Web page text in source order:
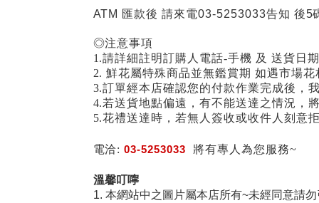
ATM 匯款後 請來電03-5253033告知 後5
◎注意事項
1.請詳細註明訂購人電話-手機 及 送貨日
2. 鮮花屬特殊商品並無鑑賞期 如遇市場
3.訂單經本店確認您的付款作業完成後，
4.若送貨地點偏遠，有不能送達之情況，
5.花禮送達時，若無人簽收或收件人刻意
電洽:03-5253033 將有專人為您服務~
溫馨叮嚀
1. 本網站中之圖片屬本店所有~未經同意請勿